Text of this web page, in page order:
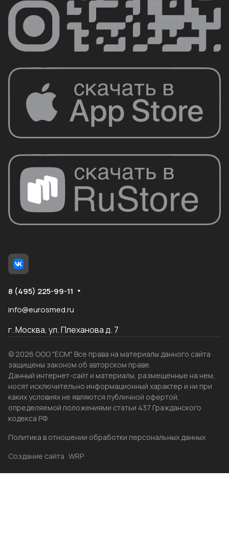
8 (495) 225-99-11
info@eurosmed.ru
г. Москва, ул. Плеханова д. 7
© 2026 ООО "ЕСМ". Все права на материалы данного сайта
защищены законом об авторском праве.
Данный интернет-сайт и материалы, размещенные на нем,
носят исключительно информационный характер и ни при
каких условиях не являются публичной офертой,
определяемой положениями статьи 437 Гражданского
кодекса РФ.
Политика в отношении обработки персональных данных
Создание сайта WRP